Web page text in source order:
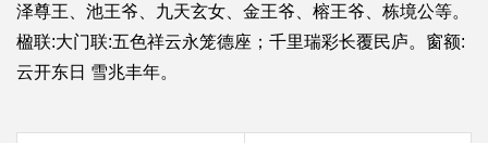
泽尊王、池王爷、九天玄女、金王爷、榕王爷、栋境公等。
楹联:大门联:五色祥云永笼德座；千里瑞彩长覆民庐。窗额:
云开东日 雪兆丰年。